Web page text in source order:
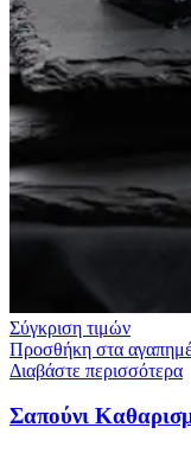
Σύγκριση τιμών
Προσθήκη στα
Διαβάστε περισσότερα
Σαπούνι